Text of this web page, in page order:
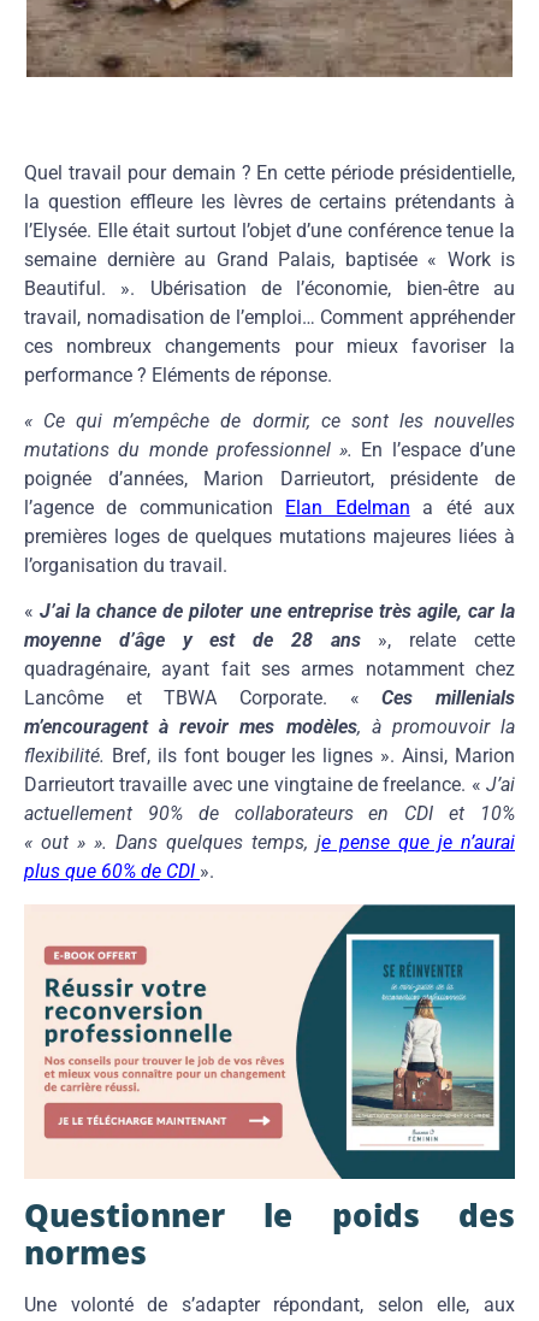
Quel travail pour demain ? En cette période présidentielle,
la question effleure les lèvres de certains prétendants à
l’Elysée. Elle était surtout l’objet d’une conférence tenue la
semaine dernière au Grand Palais, baptisée « Work is
Beautiful. ». Ubérisation de l’économie, bien-être au
travail, nomadisation de l’emploi… Comment appréhender
ces nombreux changements pour mieux favoriser la
performance ? Eléments de réponse.
« Ce qui m’empêche de dormir, ce sont les nouvelles
mutations du monde professionnel ». En l’espace d’une
poignée d’années, Marion Darrieutort, présidente de
l’agence de communication Elan Edelman a été aux
premières loges de quelques mutations majeures liées à
l’organisation du travail.
«J’ai la chance de piloter une entreprise très agile, car la
moyenne d’âge y est de 28 ans », relate cette
quadragénaire, ayant fait ses armes notamment chez
Lancôme et TBWA Corporate. «Ces millenials
m’encouragent à revoir mes modèles, à promouvoir la
flexibilité. Bref, ils font bouger les lignes ». Ainsi, Marion
Darrieutort travaille avec une vingtaine de freelance. « J’ai
actuellement 90% de collaborateurs en CDI et 10%
« out » ». Dans quelques temps, je pense que je n’aurai
plus que 60% de CDI ».
Questionner le poids des
normes
Une volonté de s’adapter répondant, selon elle, aux